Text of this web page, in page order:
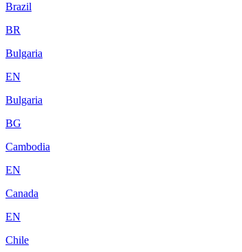
Brazil
BR
Bulgaria
EN
Bulgaria
BG
Cambodia
EN
Canada
EN
Chile